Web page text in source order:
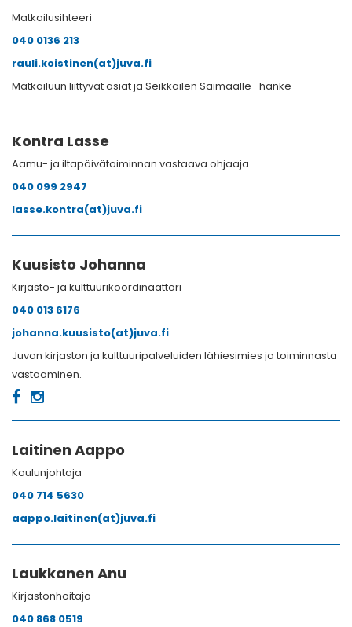
Matkailusihteeri
040 0136 213
rauli.koistinen(at)juva.fi
Matkailuun liittyvät asiat ja Seikkailen Saimaalle -hanke
Kontra Lasse
Aamu- ja iltapäivätoiminnan vastaava ohjaaja
040 099 2947
lasse.kontra(at)juva.fi
Kuusisto Johanna
Kirjasto- ja kulttuurikoordinaattori
040 013 6176
johanna.kuusisto(at)juva.fi
Juvan kirjaston ja kulttuuripalveluiden lähiesimies ja toiminnasta
vastaaminen.
Laitinen Aappo
Koulunjohtaja
040 714 5630
aappo.laitinen(at)juva.fi
Laukkanen Anu
Kirjastonhoitaja
040 868 0519